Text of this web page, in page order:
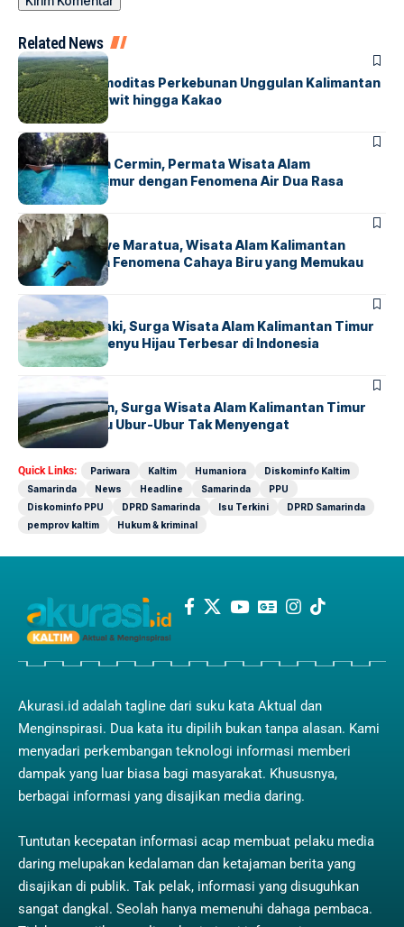
Related News
HUMANIORA
Mengenal Komoditas Perkebunan Unggulan Kalimantan
Timur, dari Sawit hingga Kakao
HUMANIORA
Danau Labuan Cermin, Permata Wisata Alam
Kalimantan Timur dengan Fenomena Air Dua Rasa
HUMANIORA
Blue Light Cave Maratua, Wisata Alam Kalimantan
Timur dengan Fenomena Cahaya Biru yang Memukau
HUMANIORA
Pulau Sangalaki, Surga Wisata Alam Kalimantan Timur
dan Habitat Penyu Hijau Terbesar di Indonesia
Pulau Kakaban, Surga Wisata Alam Kalimantan Timur
dengan Danau Ubur-Ubur Tak Menyengat
Quick Links: Pariwara Kaltim Humaniora
Diskominfo Kaltim
Samarinda
News Headline Samarinda
PPU
Diskominfo PPU
DPRD Samarinda Isu Terkini
DPRD Samarinda
pemprov kaltim
Hukum & kriminal
Akurasi.id adalah tagline dari suku kata Aktual dan
Menginspirasi. Dua kata itu dipilih bukan tanpa alasan. Kami
menyadari perkembangan teknologi informasi memberi
dampak yang luar biasa bagi masyarakat. Khususnya,
berbagai informasi yang disajikan media daring.
Tuntutan kecepatan informasi acap membuat pelaku media
daring melupakan kedalaman dan ketajaman berita yang
disajikan di publik. Tak pelak, informasi yang disuguhkan
sangat dangkal. Seolah hanya memenuhi dahaga pembaca.